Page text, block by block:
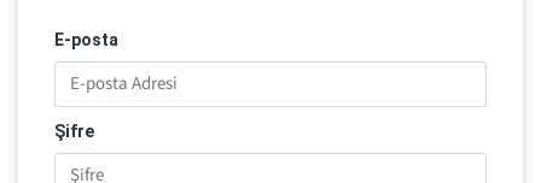
E-posta
Şifre